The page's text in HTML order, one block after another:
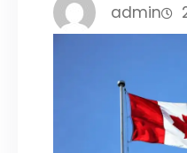
admin